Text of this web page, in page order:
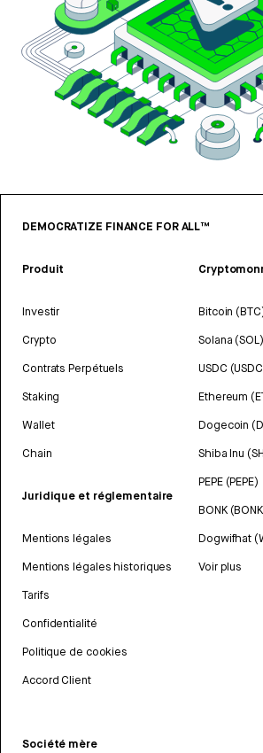
DEMOCRATIZE FINANCE FOR ALL™
Produit
Investir
Crypto
Contrats Perpétuels
Staking
Wallet
Chain
Juridique et réglementaire
Mentions légales
Mentions légales historiques
Tarifs
Confidentialité
Politique de cookies
Accord Client
Bitcoin
Solana (SOL)
USDC
Ethereum
Dogecoin
Shiba Inu
PEPE (PEPE)
BONK
Dogwifhat
Voir plus
Société mère